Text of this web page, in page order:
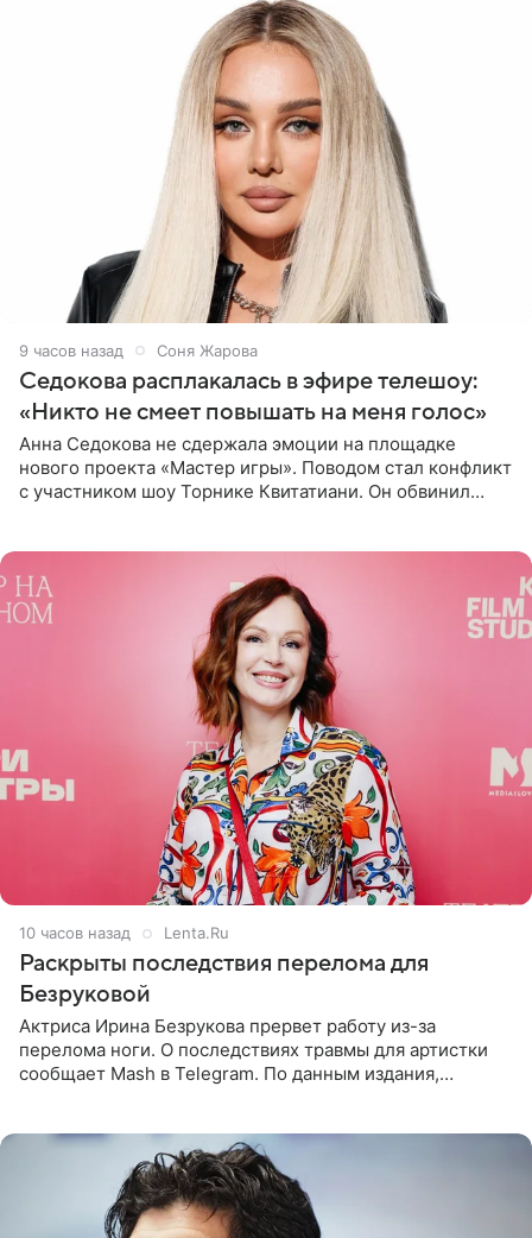
9 часов назад Соня Жарова
Седокова расплакалась в эфире телешоу:
«Никто не смеет повышать на меня голос»
Анна Седокова не сдержала эмоции на площадке
нового проекта «Мастер игры». Поводом стал конфликт
с участником шоу Торнике Квитатиани. Он обвинил
10 часов назад Lenta.Ru
Раскрыты последствия перелома для
Безруковой
Актриса Ирина Безрукова прервет работу из-за
перелома ноги. О последствиях травмы для артистки
сообщает Mash в Telegram. По данным издания,